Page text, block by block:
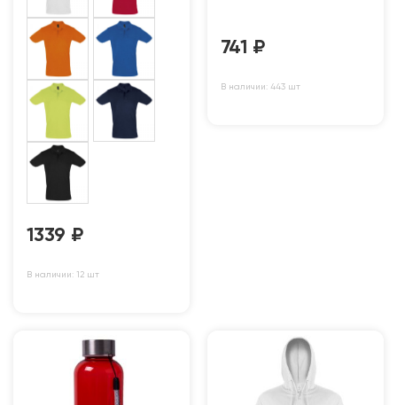
1339 ₽
В наличии: 12 шт
741 ₽
В наличии: 443 шт